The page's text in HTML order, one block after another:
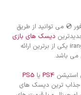
رد دد ردمپشن 1 پی اس فور 💿 می توانید از طریق
دیسک های بازی
از ایران گیمز. فروشگاه irangamez.com یکی از برترین ارائه
می باشد.
استیشن PS4 یا PS5
و جذاب ترین دیسک های